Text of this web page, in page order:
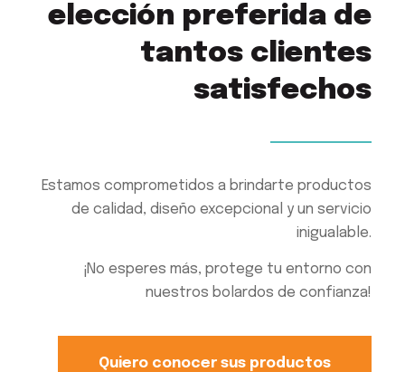
elección preferida de
tantos clientes
satisfechos
Estamos comprometidos a brindarte productos
de calidad, diseño excepcional y un servicio
inigualable.
¡No esperes más, protege tu entorno con
nuestros bolardos de confianza!
Quiero conocer sus productos